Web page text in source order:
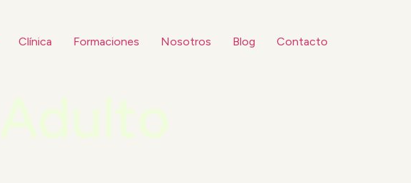
Clínica Formaciones Nosotros Blog Contacto